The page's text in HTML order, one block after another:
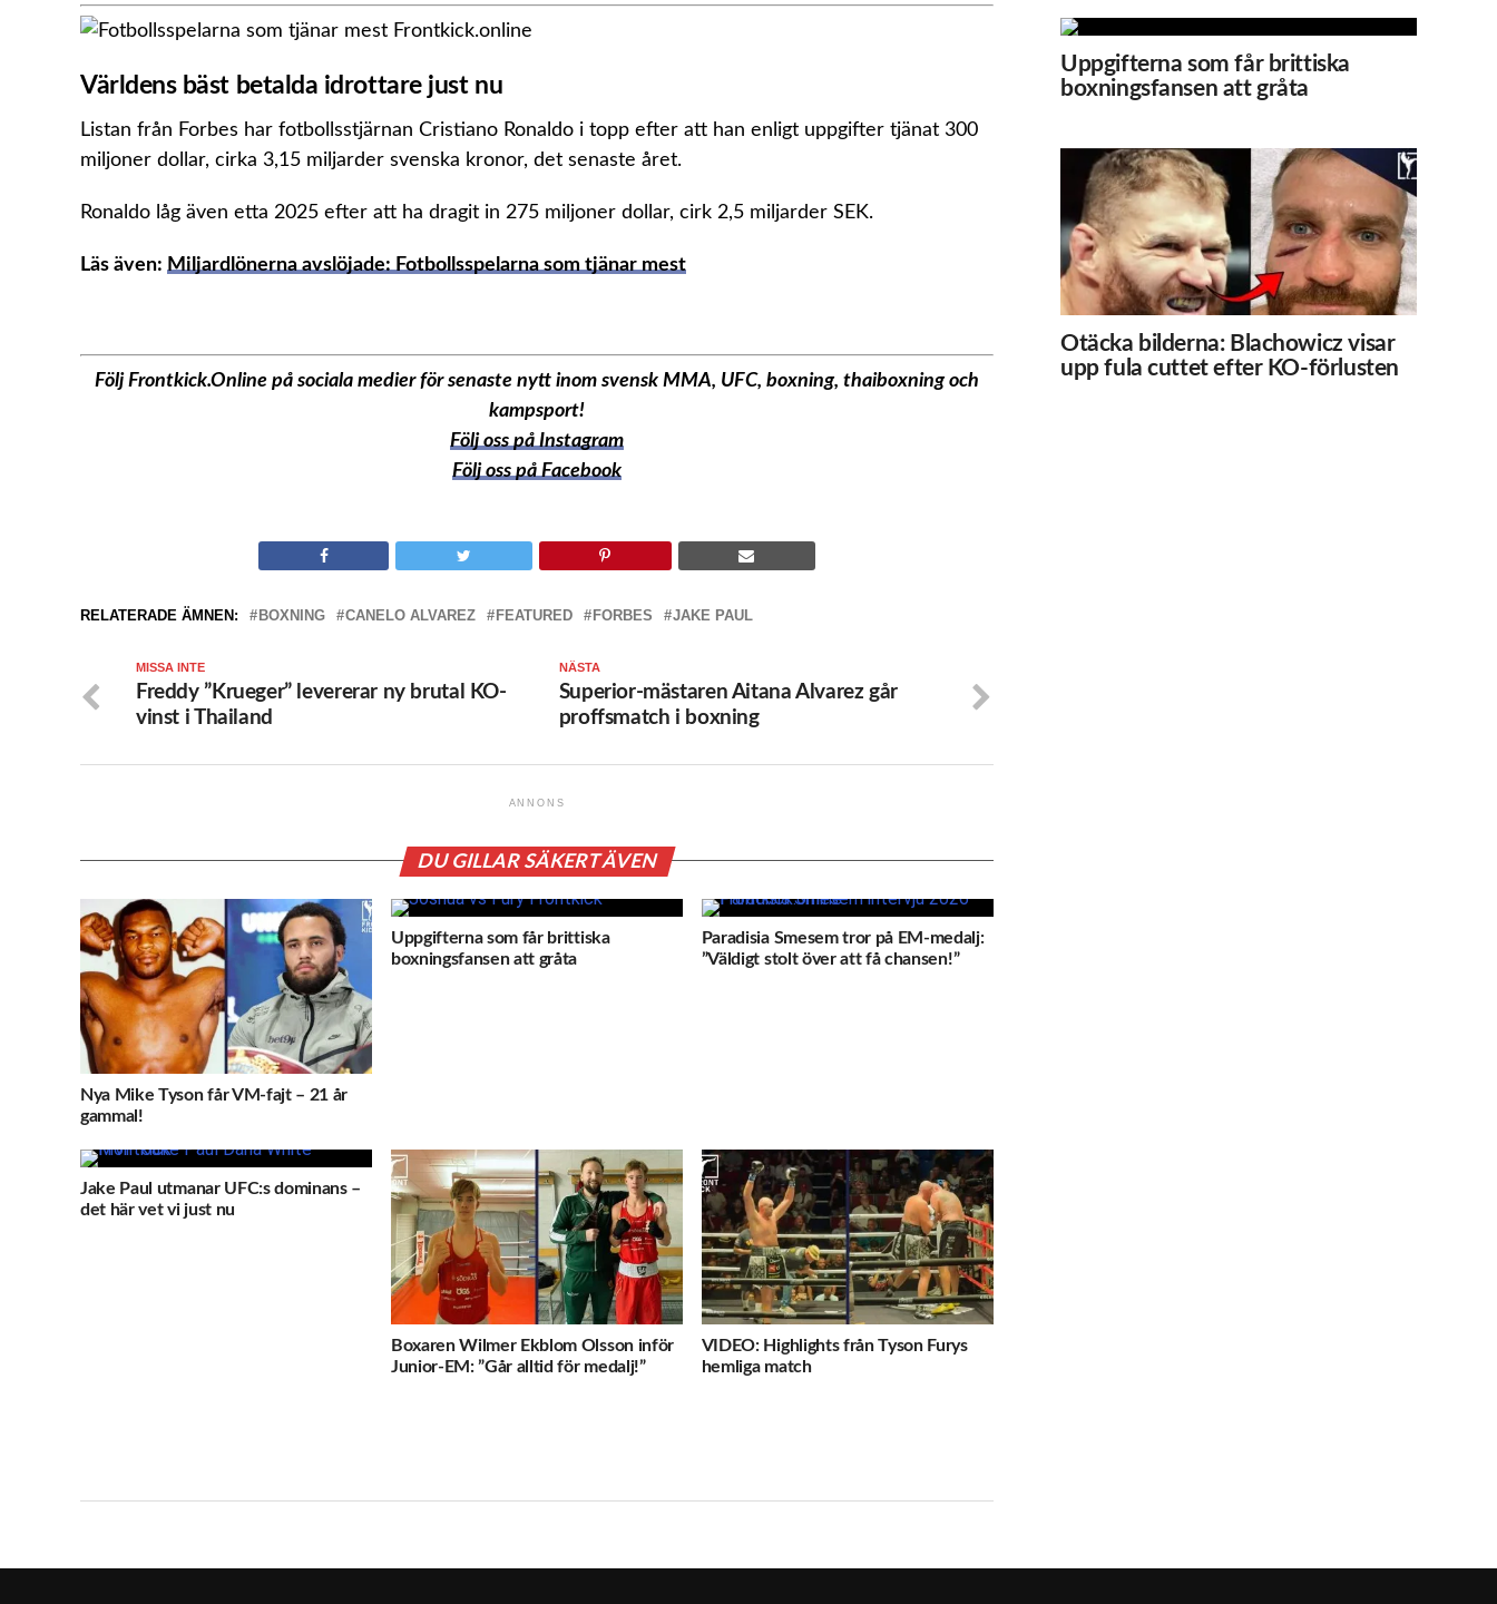
Världens bäst betalda idrottare just nu
Listan från Forbes har fotbollsstjärnan Cristiano Ronaldo i topp efter att han enligt uppgifter tjänat 300
miljoner dollar, cirka 3,15 miljarder svenska kronor, det senaste året.
Ronaldo låg även etta 2025 efter att ha dragit in 275 miljoner dollar, cirk 2,5 miljarder SEK.
Läs även: Miljardlönerna avslöjade: Fotbollsspelarna som tjänar mest
Följ Frontkick.Online på sociala medier för senaste nytt inom svensk MMA, UFC, boxning, thaiboxning och
kampsport!
Följ oss på Instagram
Följ oss på Facebook
RELATERADE ÄMNEN: BOXNING CANELO ALVAREZ FEATURED FORBES JAKE PAUL
NÄSTA
Superior-mästaren Aitana Alvarez går
proffsmatch i boxning
MISSA INTE
Freddy ”Krueger” levererar ny brutal KO-
vinst i Thailand
ANNONS
DU GILLAR SÄKERT ÄVEN
Nya Mike Tyson får VM-fajt – 21 år
gammal!
Uppgifterna som får brittiska
boxningsfansen att gråta
Paradisia Smesem tror på EM-medalj:
”Väldigt stolt över att få chansen!”
Jake Paul utmanar UFC:s dominans –
det här vet vi just nu
Boxaren Wilmer Ekblom Olsson inför
Junior-EM: ”Går alltid för medalj!”
VIDEO: Highlights från Tyson Furys
hemliga match
Uppgifterna som får brittiska
boxningsfansen att gråta
Otäcka bilderna: Blachowicz visar
upp fula cuttet efter KO-förlusten